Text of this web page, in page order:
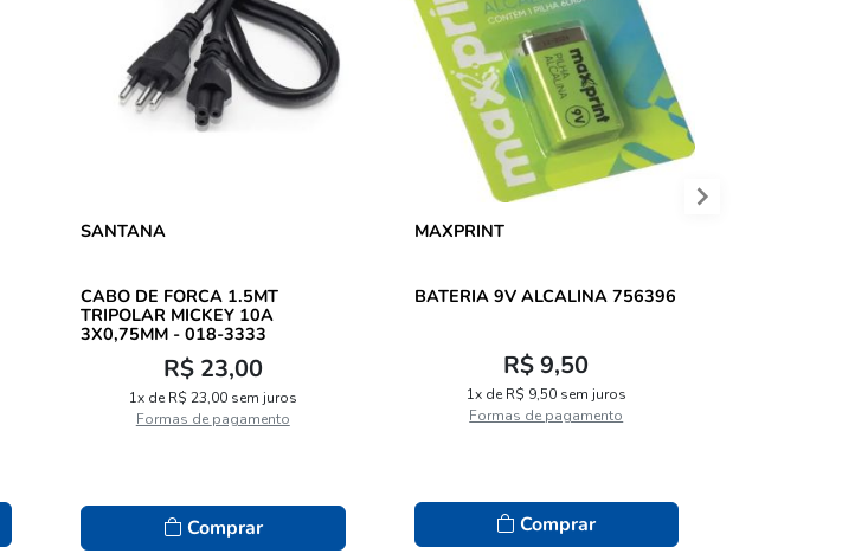
SANTANA
CABO DE FORCA 1.5MT
TRIPOLAR MICKEY 10A
3X0,75MM - 018-3333
R$ 23,00
1x de R$ 23,00 sem juros
Formas de pagamento
Comprar
MAXPRINT
BATERIA 9V ALCALINA 756396
R$ 9,50
1x de R$ 9,50 sem juros
Formas de pagamento
Comprar